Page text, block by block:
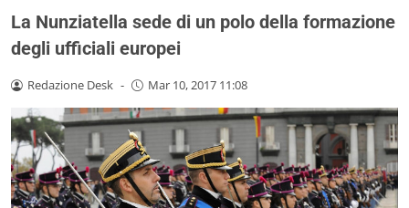
La Nunziatella sede di un polo della formazione
degli ufficiali europei
Redazione Desk - Mar 10, 2017 11:08